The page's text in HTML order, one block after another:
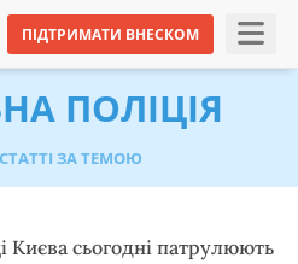
ПІДТРИМАТИ ВНЕСКОМ
ПОЛІЦІЯ
СТАТТІ ЗА ТЕМОЮ
Києва сьогодні патрулюють